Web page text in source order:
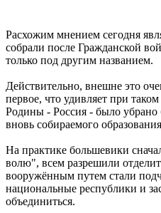
Расхожим мнением сегодня
собрали после Гражданской
только под другим названием.
Действительно, внешне это
первое, что удивляет при
Родины - Россия - было убрано
вновь собираемого
На практике большевики
волю", всем разрешили
вооружённым путем стали
национальные республики и
объединиться.